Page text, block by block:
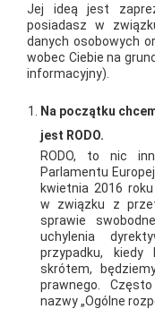
wykonawców. W
pierwszy etap
następnych
obiektu, który zyska
Jej ideą jest
posiadasz w
danych osobowych
wobec Ciebie na
informacyjny).
Na początku
jest RODO.
RODO, to nic
Parlamentu
kwietnia 2016
w związku z
sprawie
uchylenia
przypadku,
skrótem,
prawnego.
nazwy „Ogólne